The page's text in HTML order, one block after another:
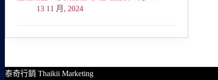
13 11 月, 2024
泰奇行銷 Thaikii Marketing